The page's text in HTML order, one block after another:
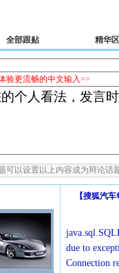
全部跟贴 精华区
验更流畅的中文输入>>
【搜狐汽车
due to
Connection